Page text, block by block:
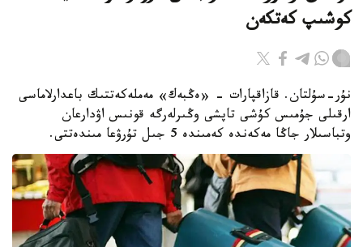
كوشىپ كەتكەن
نۇر-سۇلتان. قازاقپارات - «ەڭبەك» مەملەكەتتىك باعدارلاماسى
ارقىلى جۇمىس كۇشى تاپشى وڭىرلەرگە قونىس اۋدارعان
وتباسىلار جاڭا مەكەندە كەمىندە 5 جىل تۇرۋعا مىندەتتى.